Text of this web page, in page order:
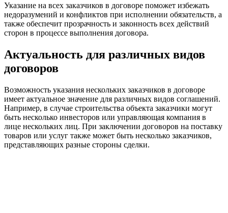
Указание на всех заказчиков в договоре поможет избежать
недоразумений и конфликтов при исполнении обязательств, а
также обеспечит прозрачность и законность всех действий
сторон в процессе выполнения договора.
Актуальность для различных видов
договоров
Возможность указания нескольких заказчиков в договоре
имеет актуальное значение для различных видов соглашений.
Например, в случае строительства объекта заказчики могут
быть несколько инвесторов или управляющая компания в
лице нескольких лиц. При заключении договоров на поставку
товаров или услуг также может быть несколько заказчиков,
представляющих разные стороны сделки.